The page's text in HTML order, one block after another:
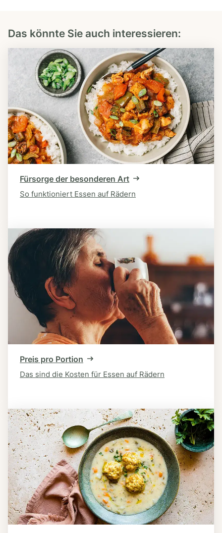
Das könnte Sie auch interessieren:
Fürsorge der besonderen Art
So funktioniert Essen auf Rädern
Preis pro Portion
Das sind die Kosten für Essen auf Rädern